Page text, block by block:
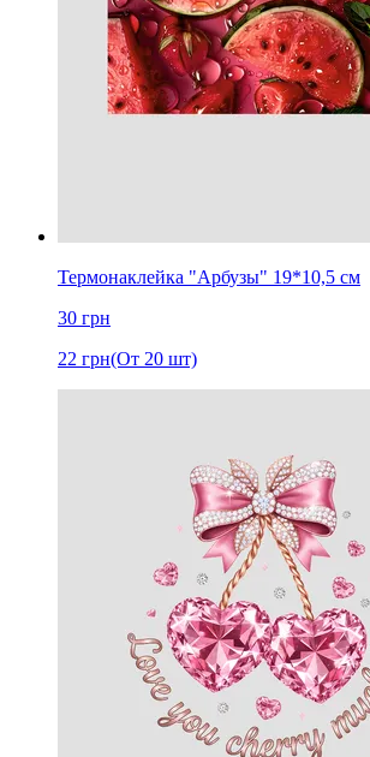
Термонаклейка "Арбузы" 19*10,5 см
30 грн
22 грн(От 20 шт)